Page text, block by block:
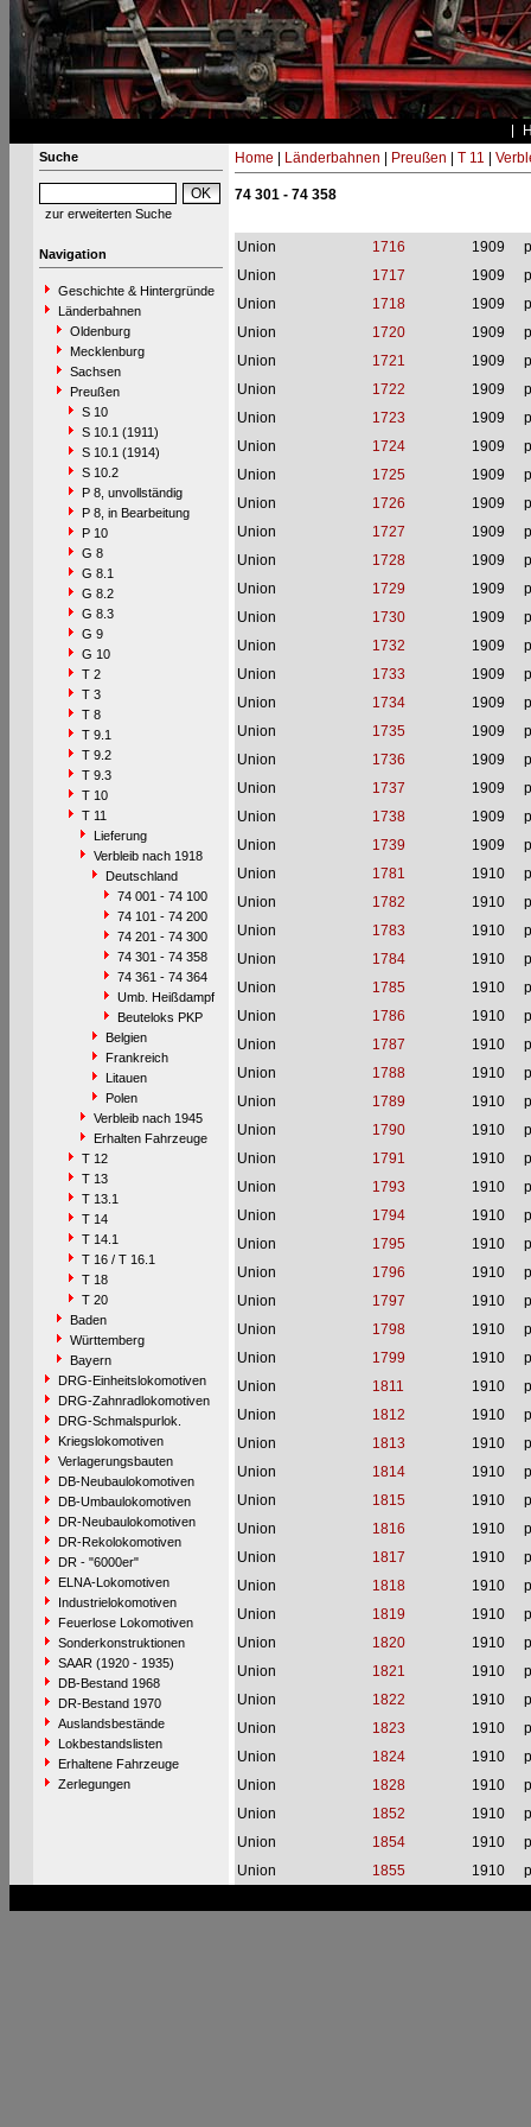
Suche
zur erweiterten Suche
Navigation
Geschichte & Hintergründe
Länderbahnen
Oldenburg
Mecklenburg
Sachsen
Preußen
S 10
S 10.1 (1911)
S 10.1 (1914)
S 10.2
P 8, unvollständig
P 8, in Bearbeitung
P 10
G 8
G 8.1
G 8.2
G 8.3
G 9
G 10
T 2
T 3
T 8
T 9.1
T 9.2
T 9.3
T 10
T 11
Lieferung
Verbleib nach 1918
Deutschland
74 001 - 74 100
74 101 - 74 200
74 201 - 74 300
74 301 - 74 358
74 361 - 74 364
Umb. Heißdampf
Beuteloks PKP
Belgien
Frankreich
Litauen
Polen
Verbleib nach 1945
Erhalten Fahrzeuge
T 12
T 13
T 13.1
T 14
T 14.1
T 16 / T 16.1
T 18
T 20
Baden
Württemberg
Bayern
DRG-Einheitslokomotiven
DRG-Zahnradlokomotiven
DRG-Schmalspurlok.
Kriegslokomotiven
Verlagerungsbauten
DB-Neubaulokomotiven
DB-Umbaulokomotiven
DR-Neubaulokomotiven
DR-Rekolokomotiven
DR - "6000er"
ELNA-Lokomotiven
Industrielokomotiven
Feuerlose Lokomotiven
Sonderkonstruktionen
SAAR (1920 - 1935)
DB-Bestand 1968
DR-Bestand 1970
Auslandsbestände
Lokbestandslisten
Erhaltene Fahrzeuge
Zerlegungen
Home Länderbahnen Preußen T 11
74 301 - 74 358
Union 1716 1909
Union
1717 1909
Union
1718 1909
Union
1720 1909
Union
1721 1909
Union
1722 1909
Union
1723 1909
Union
1724 1909
Union
1725 1909
Union
1726 1909
Union
1727 1909
Union
1728 1909
Union
1729 1909
Union
1730 1909
Union
1732 1909
Union
1733 1909
Union
1734 1909
Union
1735 1909
Union
1736 1909
Union
1737 1909
Union
1738 1909
Union
1739 1909
Union
1781 1910
Union
1782 1910
Union
1783 1910
Union
1784 1910
Union
1785 1910
Union
1786 1910
Union
1787 1910
Union
1788 1910
Union
1789 1910
Union
1790 1910
Union
1791 1910
Union
1793 1910
Union
1794 1910
Union
1795 1910
Union
1796 1910
Union
1797 1910
Union
1798 1910
Union
1799 1910
Union
1811 1910
Union
1812 1910
Union
1813 1910
Union
1814 1910
Union
1815 1910
Union
1816 1910
Union
1817 1910
Union
1818 1910
Union
1819 1910
Union
1820 1910
Union
1821 1910
Union
1822 1910
Union
1823 1910
Union
1824 1910
Union
1828 1910
Union
1852 1910
Union
1854 1910
Union
1855 1910